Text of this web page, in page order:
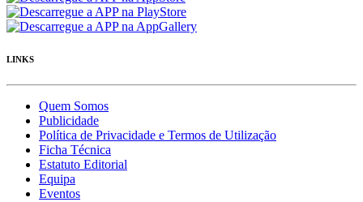
LINKS
Quem Somos
Publicidade
Política de Privacidade e Termos de Utilização
Ficha Técnica
Estatuto Editorial
Equipa
Eventos